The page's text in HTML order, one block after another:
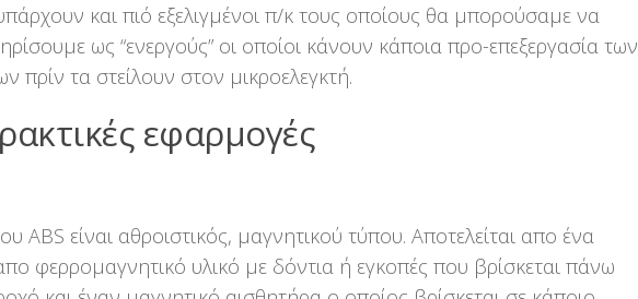
και πιό εξελιγμένοι π/κ τους οποίους θα μπορούσαμε να
ως “ενεργούς” οι οποίοι κάνουν κάποια προ-επεξεργασία των
πρίν τα στείλουν στον μικροελεγκτή.
εφαρμογές
ABS είναι αθροιστικός, μαγνητικού τύπου. Αποτελείται απο ένα
φερρομαγνητικό υλικό με δόντια ή εγκοπές που βρίσκεται πάνω